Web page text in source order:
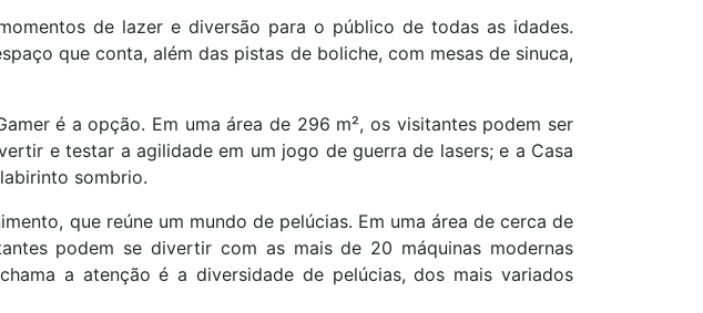
de lazer e diversão para o público de todas as idades.
que conta, além das pistas de boliche, com mesas de sinuca,
é a opção. Em uma área de 296 m², os visitantes podem ser
e testar a agilidade em um jogo de guerra de lasers; e a Casa
sombrio.
que reúne um mundo de pelúcias. Em uma área de cerca de
podem se divertir com as mais de 20 máquinas modernas
a atenção é a diversidade de pelúcias, dos mais variados